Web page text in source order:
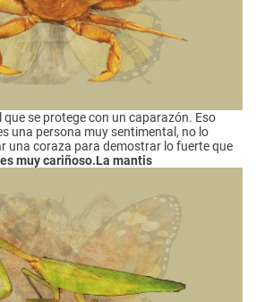
que se protege con un caparazón. Eso
una persona muy sentimental, no lo
una coraza para demostrar lo fuerte que
muy cariñoso.La mantis